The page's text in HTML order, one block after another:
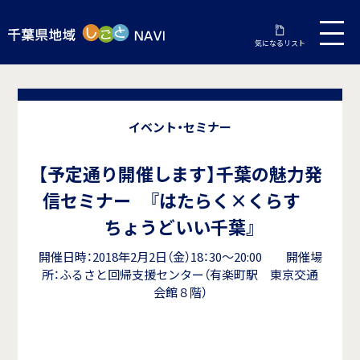
気になるリスト
イベント・セミナー
【予定通り開催します】千葉の魅力発
信セミナー 『はたらく×くらす
ちょうどいい千葉』
開催日時：2018年2月2日（金）18：30～20:00 開催場
所：ふるさと回帰支援センター（有楽町駅 東京交通
会館８階）